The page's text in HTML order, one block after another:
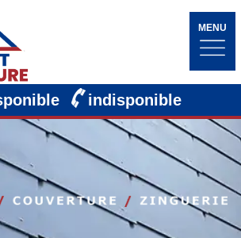
MENU
indisponible